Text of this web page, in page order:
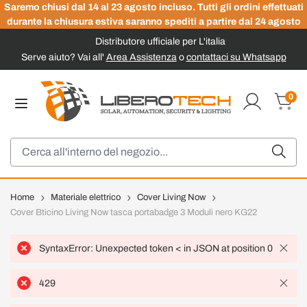
Saremo chiusi dal 14 al 23 agosto incluso. Tutti gli ordini effettuati
durante la chiusura estiva saranno spediti a partire dal 24 agosto
Distributore ufficiale per L'italia
Serve aiuto? Vai all' Area Assistenzao contattaci su Whatsapp
0
Home Materiale elettrico
Cover Living Now
Cover Bticino Living Now tasca portabadge 3 Moduli nero KG22
SyntaxError: Unexpected token < in JSON at position 0
429